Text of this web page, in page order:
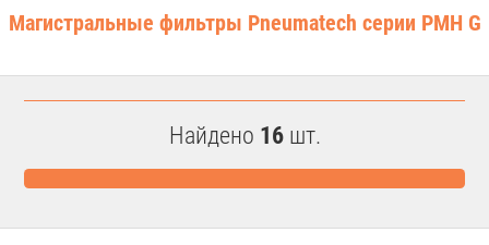
Магистральные фильтры Pneumatech серии PMH G
Найдено 16шт.